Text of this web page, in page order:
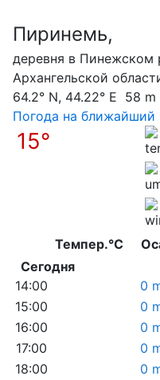
Пиринемь,
деревня в Пинежском
Архангельской
64.2° N, 44.22° E 58 m
Погода на ближайший
15°
Темпер.°C
Сегодня
14:00
0
15:00
0
16:00
0
17:00
0
18:00
0